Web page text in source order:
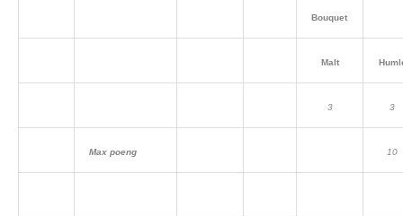
Bouquet
Malt
3 3
Max poeng 10